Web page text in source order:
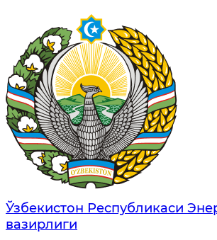
Ўзбекистон Республикаси
вазирлиги